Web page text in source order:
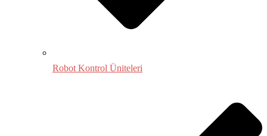
Robot Kontrol Üniteleri